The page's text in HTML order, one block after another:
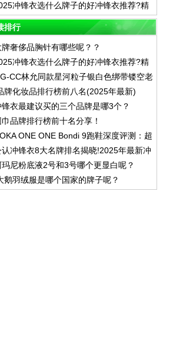
冲锋衣选什么牌子的好冲锋衣推荐?精
款高性价比硬核冲锋衣品牌！
排行
牌奢侈品胸针有哪些呢？？
冲锋衣选什么牌子的好冲锋衣推荐?精
6款高性价比硬核冲锋衣品牌！
CC林允同款星河粒子银白色绑带镂空老
鞋
牌化妆品排行榜前八名(2025年最新)
锋衣最建议买的三个品牌是哪3个？
巾品牌排行榜前十名分享！
ONE ONE Bondi 9跑鞋深度评测：超
缓震与支撑性能全解析
认冲锋衣8大名牌排名揭晓!2025年最新冲
衣品牌排行榜前八名
玛尼粉底液2号和3号哪个更显白呢？
鹅羽绒服是哪个国家的牌子呢？